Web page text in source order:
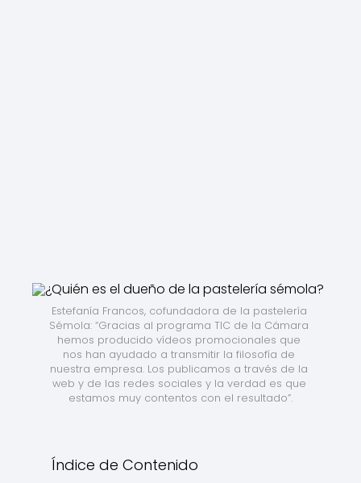
Estefanía Francos, cofundadora de la pastelería
Sémola: “Gracias al programa TIC de la Cámara
hemos producido vídeos promocionales que
nos han ayudado a transmitir la filosofía de
nuestra empresa. Los publicamos a través de la
web y de las redes sociales y la verdad es que
estamos muy contentos con el resultado”.
Índice de Contenido